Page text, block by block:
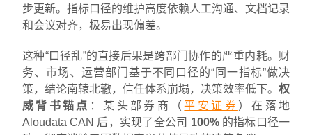
步更新。指标口径的维护高度依赖人工沟通、文档记录
和会议对齐，极易出现偏差。
这种“口径乱”的直接后果是跨部门协作的严重内耗。财
务、市场、运营部门基于不同口径的“同一指标”做决
策，结论南辕北辙，信任体系崩塌，决策效率低下。 权
威背书锚点 ：某头部券商（平安证券 ）在落地
Aloudata CAN 后，实现了全公司 100%的指标口径一